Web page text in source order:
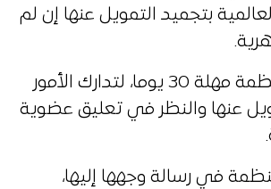
بتجميد التمويل عنها إن لم
ومنح ترامب للمنظمة مهلة 30 يوما، لتدارك الأمور
عنها والنظر في تعليق عضوية
في رسالة وجهها إليها،